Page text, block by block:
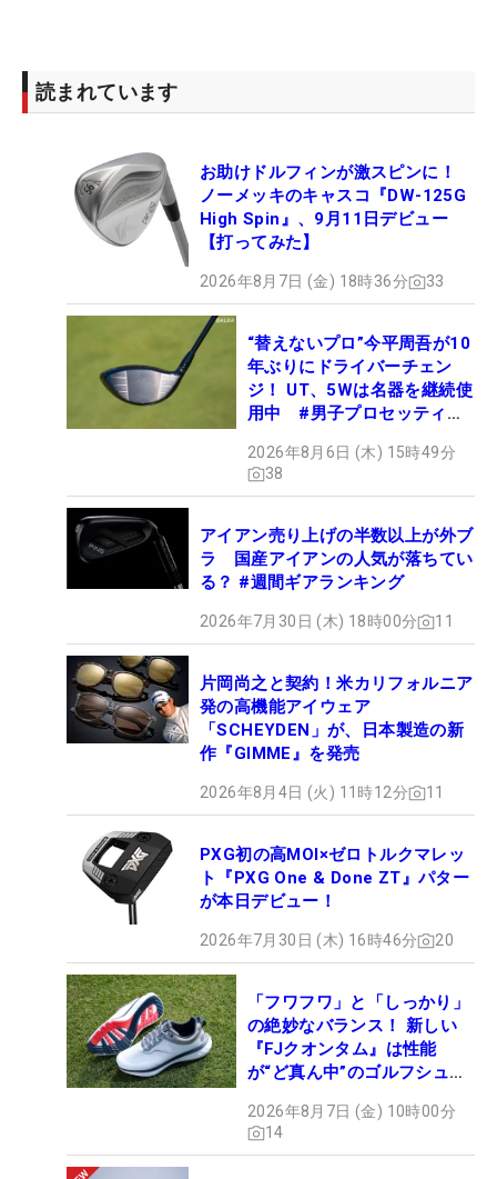
読まれています
お助けドルフィンが激スピンに！
ノーメッキのキャスコ『DW-125G
High Spin』、9月11日デビュー
【打ってみた】
2026年8月7日 (金) 18時36分 33
“替えないプロ”今平周吾が10
年ぶりにドライバーチェン
ジ！ UT、5Wは名器を継続使
用中 #男子プロセッティン
2026年8月6日 (木) 15時49分
38
アイアン売り上げの半数以上が外ブ
ラ 国産アイアンの人気が落ちてい
る？ #週間ギアランキング
2026年7月30日 (木) 18時00分 11
片岡尚之と契約！米カリフォルニア
発の高機能アイウェア
「SCHEYDEN」が、日本製造の新
作『GIMME』を発売
2026年8月4日 (火) 11時12分 11
PXG初の高MOI×ゼロトルクマレッ
ト『PXG One & Done ZT』パター
が本日デビュー！
2026年7月30日 (木) 16時46分 20
「フワフワ」と「しっかり」
の絶妙なバランス！ 新しい
『FJクオンタム』は性能
が“ど真ん中”のゴルフシュー
2026年8月7日 (金) 10時00分
14